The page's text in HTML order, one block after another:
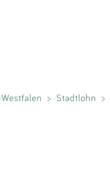
> Stadtlohn >